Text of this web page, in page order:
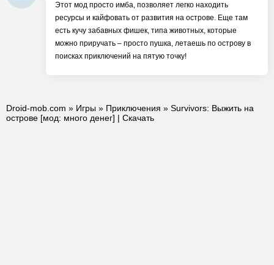
Этот мод просто имба, позволяет легко находить
ресурсы и кайфовать от развития на острове. Еще там
есть кучу забавных фишек, типа животных, которые
можно приручать – просто пушка, летаешь по острову в
поисках приключений на пятую точку!
Droid-mob.com » Игры » Приключения » Survivors: Выжить на
острове [мод: много денег] | Скачать